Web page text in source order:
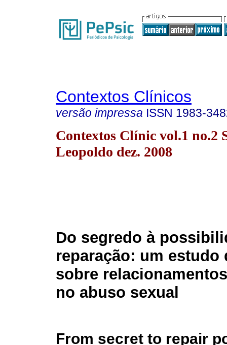
Contextos Clínicos
versão impressa ISSN 1983-
Contextos Clínic vol.1 no.2
Leopoldo dez. 2008
Do segredo à
reparação: um estudo
sobre
no abuso sexual
From secret to repair